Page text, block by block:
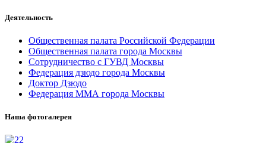
Деятельность
Общественная палата Российской Федерации
Общественная палата города Москвы
Сотрудничество с ГУВД Москвы
Федерация дзюдо города Москвы
Доктор Дзюдо
Федерация ММА города Москвы
Наша фотогалерея